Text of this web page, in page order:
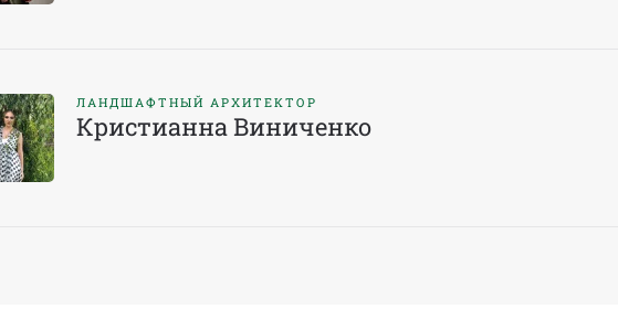
ЛАНДШАФТНЫЙ АРХИТЕКТОР
Кристианна Виниченко